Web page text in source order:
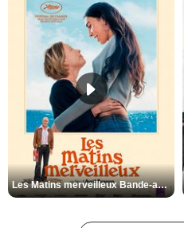
Les Matins merveilleux Bande-annonce VF